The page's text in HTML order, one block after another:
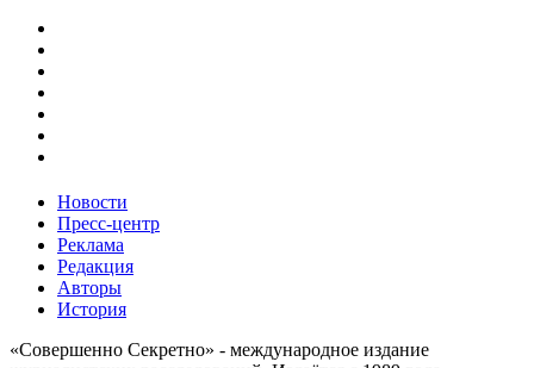
Новости
Пресс-центр
Реклама
Редакция
Авторы
История
«Совершенно Секретно» - международное издание